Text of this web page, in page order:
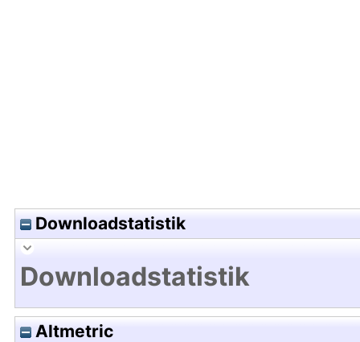
Downloadstatistik
Downloadstatistik
Altmetric